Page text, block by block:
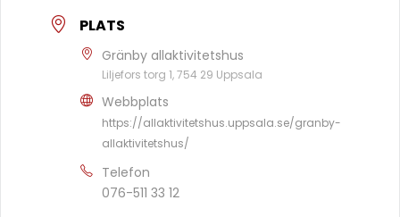
PLATS
Gränby allaktivitetshus
Liljefors torg 1, 754 29 Uppsala
Webbplats
https://allaktivitetshus.uppsala.se/granby-
allaktivitetshus/
Telefon
076-511 33 12